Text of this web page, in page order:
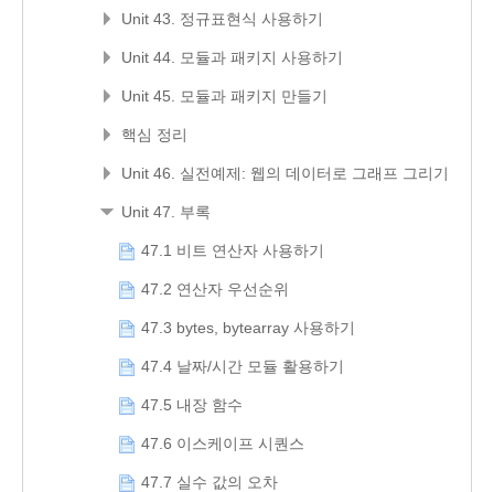
Unit 43. 정규표현식 사용하기
Unit 44. 모듈과 패키지 사용하기
Unit 45. 모듈과 패키지 만들기
핵심 정리
Unit 46. 실전예제: 웹의 데이터로 그래프 그리기
Unit 47. 부록
47.1 비트 연산자 사용하기
47.2 연산자 우선순위
47.3 bytes, bytearray 사용하기
47.4 날짜/시간 모듈 활용하기
47.5 내장 함수
47.6 이스케이프 시퀀스
47.7 실수 값의 오차